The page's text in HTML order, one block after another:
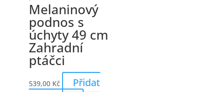
Melaninový
podnos s
úchyty 49 cm
Zahradní
ptáčci
539,00 Kč
Přidat